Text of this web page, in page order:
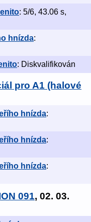
: 5/6, 43.06 s,
hnízda:
: Diskvalifikován
pro A1 (halové
hnízda:
hnízda:
hnízda:
091, 02. 03.